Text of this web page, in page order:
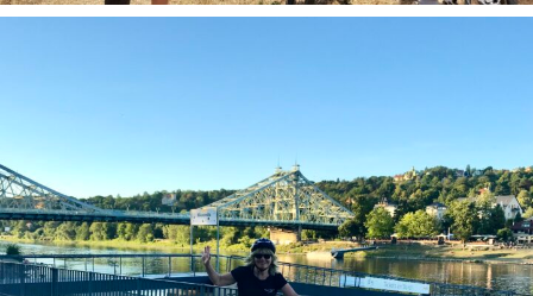
Geführte Radtouren